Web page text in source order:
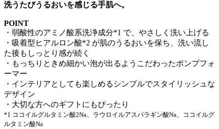
洗うたびうるおいを感じる手肌へ。
POINT
・弱酸性のアミノ酸系洗浄成分*1 で、やさしく洗い上げる
・吸着型ヒアルロン酸*2 が肌のうるおいを保ち、洗い流し
た後もしっとり感が続く
・もっちりときめ細かい泡が出るようこだわったポンプフォ
ーマー
・インテリアとしても楽しめるシンプルでスタイリッシュな
デザイン
・大切な方へのギフトにもぴったり
*1 ココイルグルタミン酸2Na、ラウロイルアスパラギン酸Na、ココイルグ
ルタミン酸Na